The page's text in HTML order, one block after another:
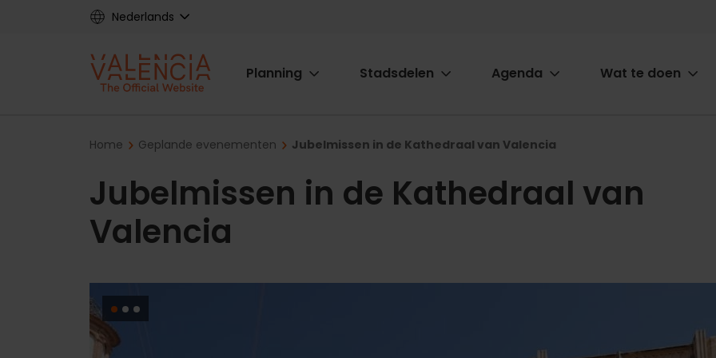
Nederlands
Main
Planning Stadsdelen Agenda Wat te doen
Breadcrumb
Home Geplande evenementen Jubelmissen in de Kathedraal van Valencia
Jubelmissen in de Kathedraal van
Valencia